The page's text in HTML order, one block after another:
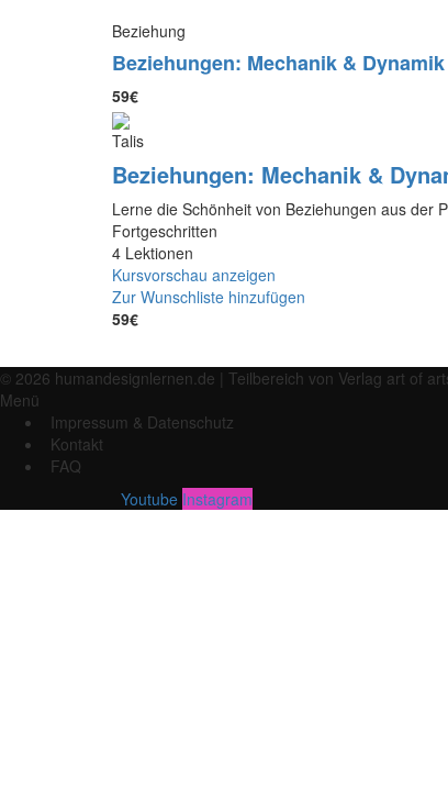
Beziehung
Beziehungen: Mechanik & Dynamik
59€
Talis
Beziehungen: Mechanik &
Lerne die Schönheit von Beziehungen aus der
Fortgeschritten
4 Lektionen
Kursvorschau anzeigen
Zur Wunschliste hinzufügen
59€
© 2026 humandesignlernen.de | Teilbereich von Verlag art of
Menü
Impressum & Datenschutz
Kontakt
FAQ
Youtube Instagram